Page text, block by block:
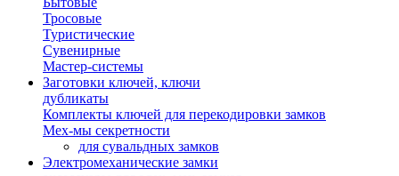
Тросовые
Туристические
Сувенирные
Мастер-системы
Заготовки ключей, ключи
дубликаты
Комплекты ключей для перекодировки замков
Мех-мы секретности
для сувальдных замков
Электромеханические замки